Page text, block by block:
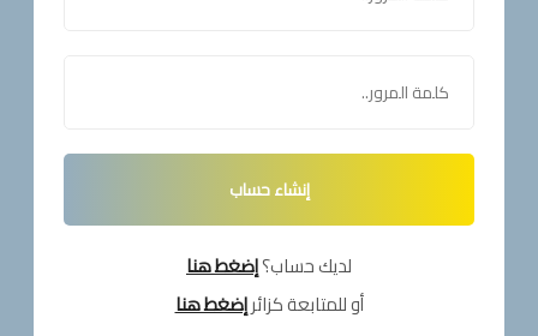
لديك حساب؟إضغط هنا
أو للمتابعة كزائرإضغط هنا